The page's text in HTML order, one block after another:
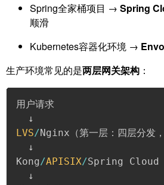
Spring全家桶项目 → Spring
顺滑
Kubernetes容器化环境 →
生产环境常见的是两层网关架构 ：
用户请求
LVS/Nginx（第一层：四层分发，
  ↓
Kong /APISIX/Spring Cloud
  ↓